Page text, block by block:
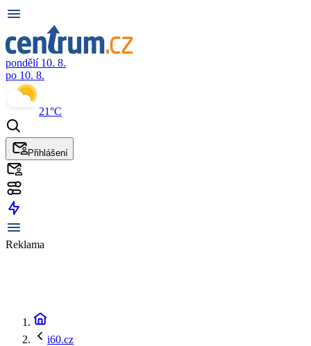
pondělí 10. 8.
po 10. 8.
21°C
Přihlášení
Reklama
i60.cz